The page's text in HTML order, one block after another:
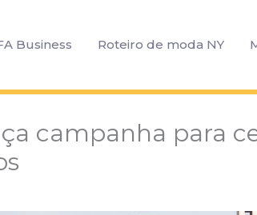
Business Roteiro de moda NY
campanha para